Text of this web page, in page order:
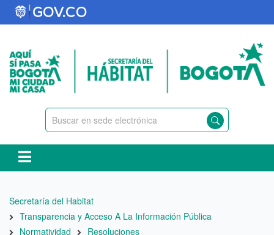
Pasar
al
principal
Ruta
de
navegación
Secretaría del Habitat
Transparencia y Acceso A La Información Pública
Normatividad
Resoluciones